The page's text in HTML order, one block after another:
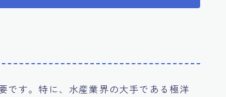
です。特に、水産業界の大手である極洋